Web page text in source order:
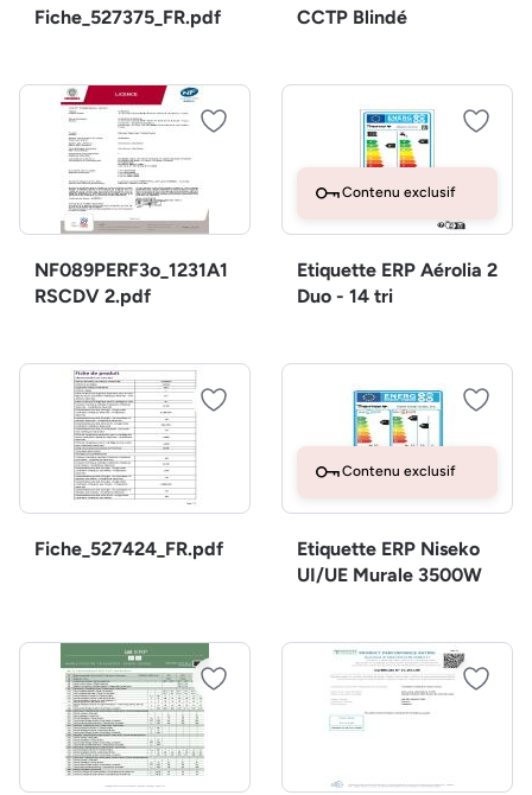
Fiche_527375_FR.pdf CCTP Blindé
NF089PERF3o_1231A1
RSCDV 2.pdf
Contenu exclusif
Etiquette ERP Aérolia 2
Duo - 14 tri
Fiche_527424_FR.pdf
Contenu exclusif
Etiquette ERP Niseko
UI/UE Murale 3500W